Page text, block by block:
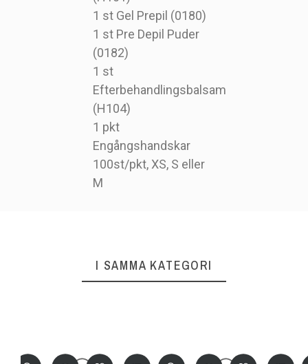
1 st Gel Prepil (0180)
1 st Pre Depil Puder
(0182)
1 st
Efterbehandlingsbalsam
(H104)
1 pkt
Engångshandskar
100st/pkt, XS, S eller
M
I SAMMA KATEGORI